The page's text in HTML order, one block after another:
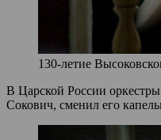
130-летие
В Царской России
Сокович, сменил его